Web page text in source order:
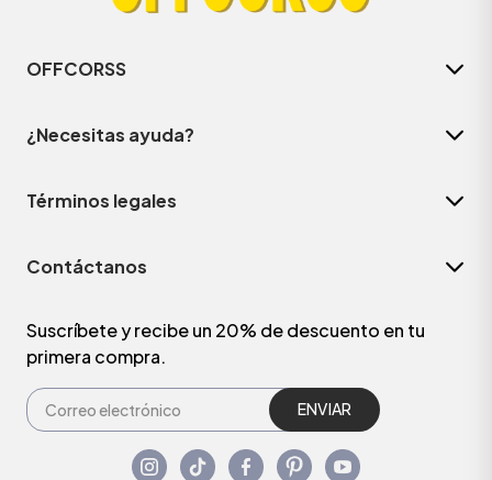
OFFCORSS
¿Necesitas ayuda?
Términos legales
Contáctanos
Suscríbete y recibe un 20% de descuento en tu
primera compra.
ENVIAR